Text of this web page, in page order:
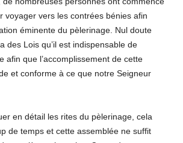
voyager vers les contrées bénies afin
éminente du pèlerinage. Nul doute
des Lois qu’il est indispensable de
afin que l’accomplissement de cette
et conforme à ce que notre Seigneur
en détail les rites du pèlerinage, cela
de temps et cette assemblée ne suffit